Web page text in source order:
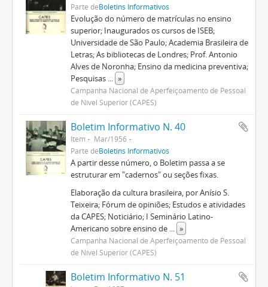
Parte deBoletins Informativos
Evolução do número de matrículas no ensino
superior; Inaugurados os cursos de ISEB;
Universidade de São Paulo; Academia Brasileira de
Letras; As bibliotecas de Londres; Prof. Antonio
Alves de Noronha; Ensino da medicina preventiva;
Pesquisas ... »
Campanha Nacional de Aperfeiçoamento de Pessoal
de Nível Superior (CAPES)
Boletim Informativo N. 40
Item
Mar/1956
Parte deBoletins Informativos
A partir desse número, o Boletim passa a se
estruturar em "cadernos" ou seções fixas.
Elaboração da cultura brasileira, por Anísio S.
Teixeira; Fórum de opiniões; Estudos e atividades
da CAPES; Noticiário; I Seminário Latino-
Americano sobre ensino de ... »
Campanha Nacional de Aperfeiçoamento de Pessoal
de Nível Superior (CAPES)
Boletim Informativo N. 51